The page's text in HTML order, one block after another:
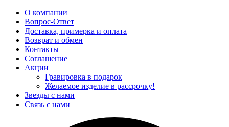
О компании
Вопрос-Ответ
Доставка, примерка и оплата
Возврат и обмен
Контакты
Соглашение
Акции
Гравировка в подарок
Желаемое изделие в рассрочку!
Звезды с нами
Связь с нами